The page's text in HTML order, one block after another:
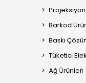
Projeksiyon
Barkod
Baskı
Tüketici
Ağ Ürünleri